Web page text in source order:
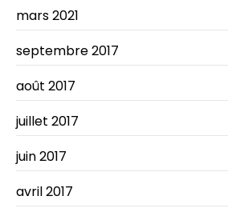
mars 2021
septembre 2017
août 2017
juillet 2017
juin 2017
avril 2017